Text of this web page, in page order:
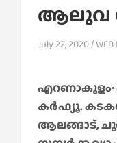
ആലുവ
July 22, 2020 WEB
കര്‍ഫ്യൂ.
ആലങ്ങാട്,